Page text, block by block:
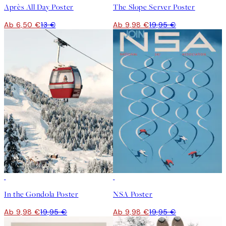
Après All Day Poster
Ab 6,50 €13 €
The Slope Server Poster
Ab 9,98 €19,95 €
In the Gondola Poster
Ab 9,98 €19,95 €
NSA Poster
Ab 9,98 €19,95 €